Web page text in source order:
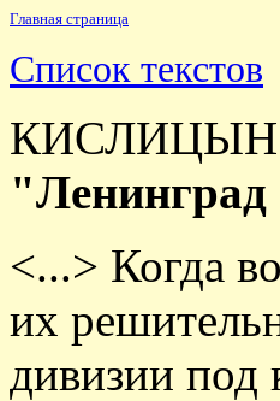
Главная страница
Список текстов
КИСЛИЦЫН
"Ленинград
<...> Когда
их
дивизии под